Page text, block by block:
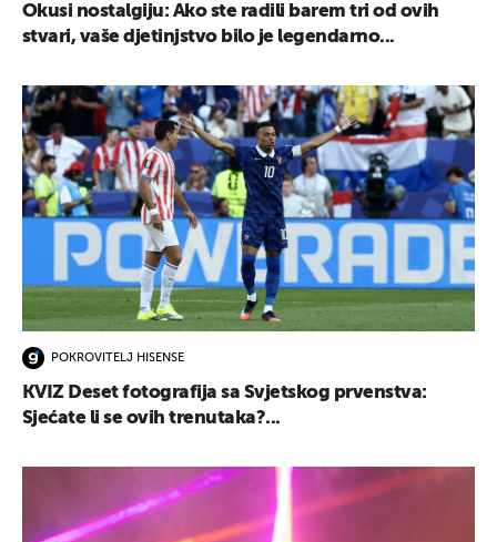
Okusi nostalgiju: Ako ste radili barem tri od ovih
stvari, vaše djetinjstvo bilo je legendarno...
POKROVITELJ HISENSE
KVIZ Deset fotografija sa Svjetskog prvenstva:
Sjećate li se ovih trenutaka?...